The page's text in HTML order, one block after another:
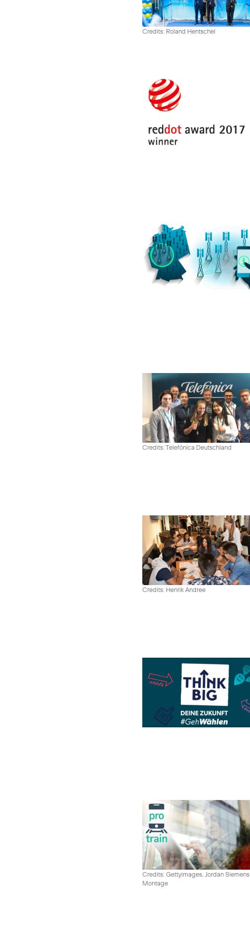
Credits: Roland Hentschel
Credits: Telefónica Deutschland
Credits: Henrik Andree
Credits: Gettyimages, Jordan Siemens
Montage